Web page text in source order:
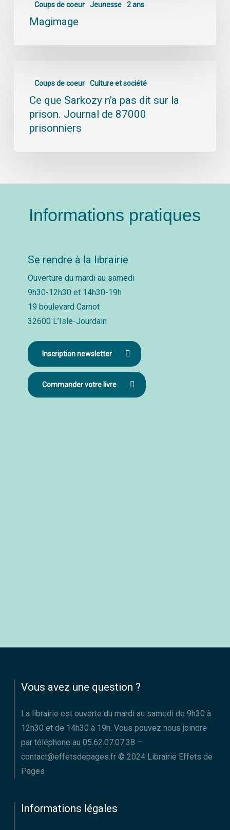
Coups de coeur Jeunesse 2 ans
Magimage
Coups de coeur Culture et société
Ce que Sarkozy n’a pas dit sur la
prison. Journal de 87000
prisonniers
Informations pratiques
Se rendre à la librairie
Ouverture du mardi au samedi
9h30-12h30 et 14h30-19h
19 boulevard Carnot
32600 L’Isle-Jourdain
Inscription newsletter
Commander votre livre
Vous avez une question ?
La librairie est ouverte du mardi au samedi de 9h30 à
12h30 et de 14h30 à 19h. Vous pouvez nous joindre
par téléphone au 05.62.07.07.38 –
contact@effetsdepages.fr © 2024 Librairie Effets de
Pages
Informations légales